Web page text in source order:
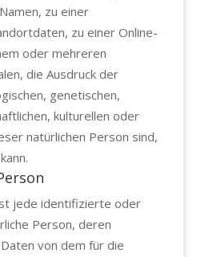
zu einer
zu einer Online-
oder mehreren
die Ausdruck der
genetischen,
kulturellen oder
natürlichen Person sind,
jede identifizierte oder
Person, deren
von dem für die